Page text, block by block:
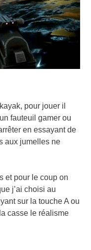
pour jouer il
fauteuil gamer ou
en essayant de
aux jumelles ne
et pour le coup on
j’ai choisi au
sur la touche A ou
casse le réalisme